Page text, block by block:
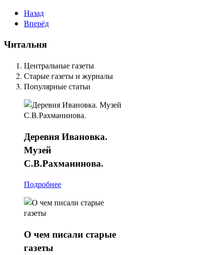
Назад
Вперёд
Читальня
Центральные газеты
Старые газеты и журналы
Популярные статьи
ДеревняИвановка.
Музей
С.В.Рахманинова.
Подробнее
О чем писали старые
газеты